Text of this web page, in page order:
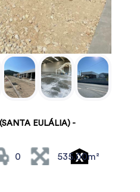
EULÁLIA) -
0 535.00m²